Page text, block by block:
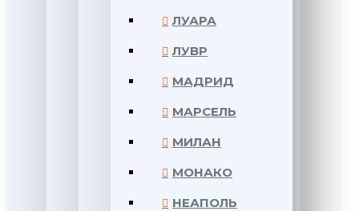
ЛУАРА
ЛУВР
МАДРИД
МАРСЕЛЬ
МИЛАН
МОНАКО
НЕАПОЛЬ